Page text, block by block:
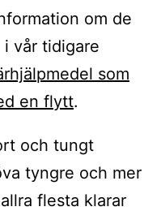
om de
vår tidigare
som
en flytt.
och tungt
tyngre och mer
flesta klarar